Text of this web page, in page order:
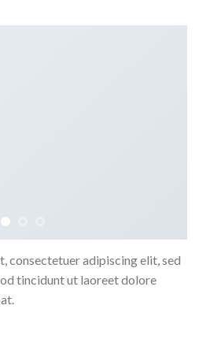
consectetuer adipiscing elit, sed
tincidunt ut laoreet dolore